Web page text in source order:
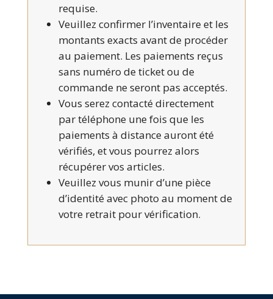
requise.
Veuillez confirmer l’inventaire et les
montants exacts avant de procéder
au paiement. Les paiements reçus
sans numéro de ticket ou de
commande ne seront pas acceptés.
Vous serez contacté directement
par téléphone une fois que les
paiements à distance auront été
vérifiés, et vous pourrez alors
récupérer vos articles.
Veuillez vous munir d’une pièce
d’identité avec photo au moment de
votre retrait pour vérification.